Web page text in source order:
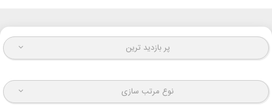
پر بازدید ترین
نوع مرتب سازی